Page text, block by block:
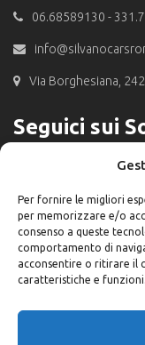
Per fornire le migliori
per memorizzare e/o
consenso a queste
comportamento di
acconsentire o ritirare il
caratteristiche e funzioni.
06.68589130 -
Via Borghesiana,
Seguici sui